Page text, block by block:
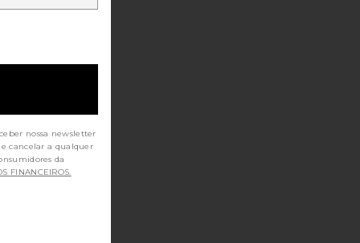
nossa newsletter
cancelar a qualquer
FINANCEIROS.